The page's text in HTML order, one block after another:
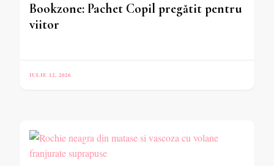
Bookzone: Pachet Copil pregătit pentru
viitor
IULIE 12, 2026